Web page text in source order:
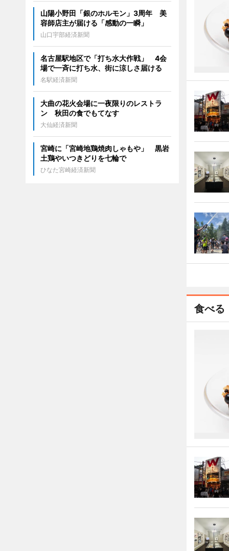
食べる
山陽小野田「銀のホルモン」3周年 美
容師店主が届ける「感動の一瞬」
山口宇部経済新聞
名古屋駅地区で「打ち水大作戦」 4会
場で一斉に打ち水、街に涼しさ届ける
名駅経済新聞
大曲の花火会場に一夜限りのレストラ
ン 秋田の食でもてなす
大仙経済新聞
宮崎に「宮崎地鶏焼肉しゃもや」 黒岩
土鶏やいつきどりを七輪で
ひなた宮崎経済新聞